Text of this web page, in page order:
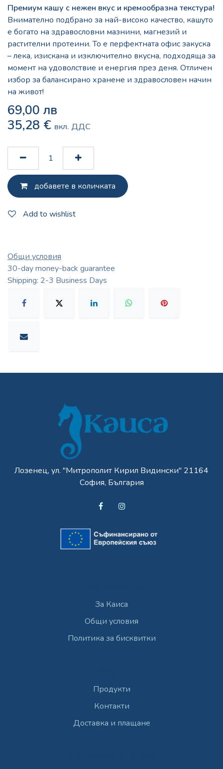
Премиум кашу с нежен вкус и кремообразна текстура!
Внимателно подбрано за най-високо качество, кашуто
е богато на здравословни мазнини, магнезий и
растителни протеини. То е перфектната офис закуска
– лека, изискана и изключително вкусна, подходяща за
момент на удоволствие и енергия през деня. Отличен
избор за балансирано хранене и здравословен начин
на живот!
69,00 лв
35,28 € вкл. ДДС
добавете в количката
Add to wishlist
Общи условия
30-day money-back guarantee
Shipping: 2-3 Business Days
За Каиса
Общи условия
Политика за бисквитки
Продукти
Контакти
Доставка и плащане
Лозенец, ул. "Митрополит Кирил Видински" 21164
София, България